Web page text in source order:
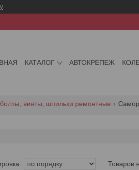
КАТАЛОГ АВТОКРЕПЕЖ
винты, шпильки ремонтные